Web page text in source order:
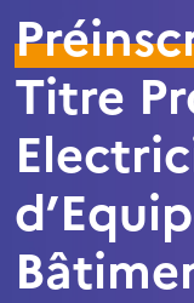
Titre